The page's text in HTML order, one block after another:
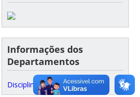
Informações dos
Departamentos
Disciplinas Oferecidas